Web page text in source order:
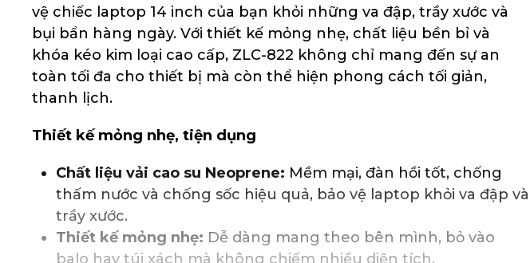
vệ chiếc laptop 14 inch của bạn khỏi những va đập, trầy xước và
bụi bẩn hàng ngày. Với thiết kế mỏng nhẹ, chất liệu bền bỉ và
khóa kéo kim loại cao cấp, ZLC-822 không chỉ mang đến sự an
toàn tối đa cho thiết bị mà còn thể hiện phong cách tối giản,
thanh lịch.
Thiết kế mỏng nhẹ, tiện dụng
Chất liệu vải cao su Neoprene: Mềm mại, đàn hồi tốt, chống
thấm nước và chống sốc hiệu quả, bảo vệ laptop khỏi va đập và
trầy xước.
Thiết kế mỏng nhẹ: Dễ dàng mang theo bên mình, bỏ vào
balo hay túi xách mà không chiếm nhiều diện tích.